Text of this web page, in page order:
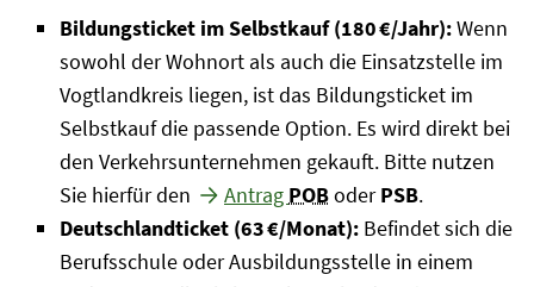
Bildungsticket im Selbstkauf (180 €/Jahr):Wenn
sowohl der Wohnort als auch die Einsatzstelle im
Vogtlandkreis liegen, ist das Bildungsticket im
Selbstkauf die passende Option. Es wird direkt bei
den Verkehrsunternehmen gekauft. Bitte nutzen
Sie hierfür den
Antrag POBoderPSB.
Deutschlandticket (63 €/Monat):Befindet sich die
Berufsschule oder Ausbildungsstelle in einem